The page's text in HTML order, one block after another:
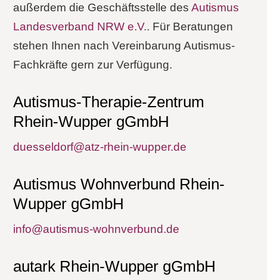
außerdem die Geschäftsstelle desAutismus
Landesverband NRW e.V.. Für Beratungen
stehen Ihnen nach Vereinbarung Autismus-
Fachkräfte gern zur Verfügung.
Autismus-Therapie-Zentrum
Rhein-Wupper gGmbH
duesseldorf@atz-rhein-wupper.de
Autismus Wohnverbund Rhein-
Wupper gGmbH
info@autismus-wohnverbund.de
autark Rhein-Wupper gGmbH